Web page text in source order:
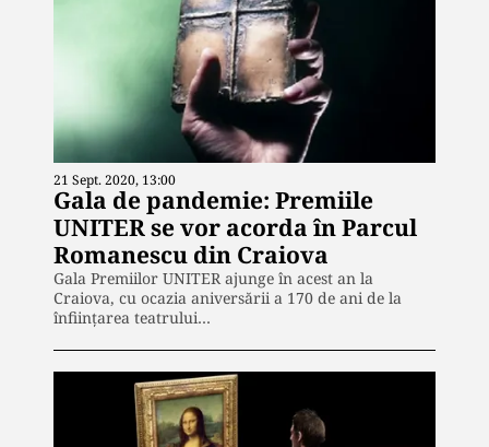
21 Sept. 2020, 13:00
Gala de pandemie: Premiile
UNITER se vor acorda în Parcul
Romanescu din Craiova
Gala Premiilor UNITER ajunge în acest an la
Craiova, cu ocazia aniversării a 170 de ani de la
înfiinţarea teatrului…